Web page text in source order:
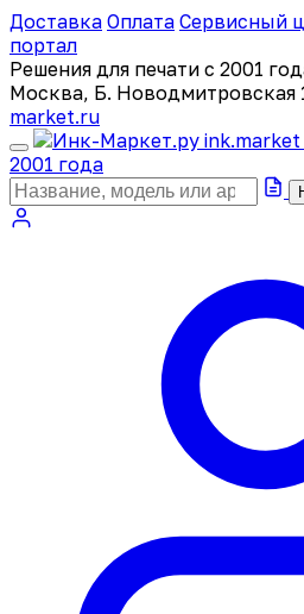
Доставка Оплата Сервисный
портал
Решения для печати с 2001
Москва, Б. Новодмитровская
market.ru
ink.market
2001 года